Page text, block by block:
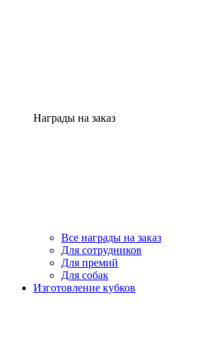
Награды на заказ
Все награды на заказ
Для сотрудников
Для премий
Для собак
Изготовление кубков